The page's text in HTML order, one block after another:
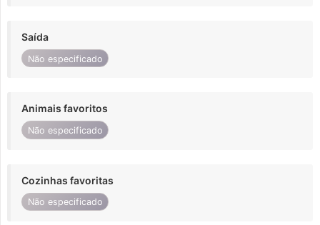
Saída
Não especificado
Animais favoritos
Não especificado
Cozinhas favoritas
Não especificado